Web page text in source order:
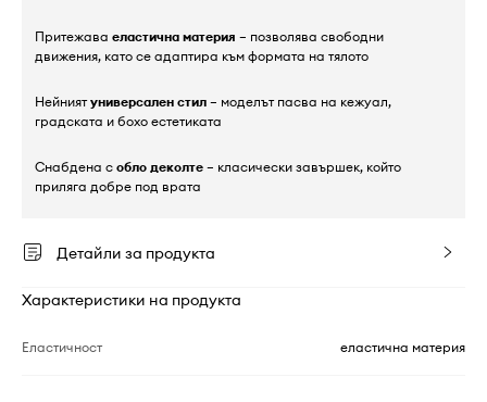
Притежава еластична материя – позволява свободни
движения, като се адаптира към формата на тялото
Нейниятуниверсален стил – моделът пасва на кежуал,
градската и бохо естетиката
Снабдена с обло деколте – класически завършек, който
приляга добре под врата
Детайли за продукта
Характеристики на продукта
Еластичност еластична материя